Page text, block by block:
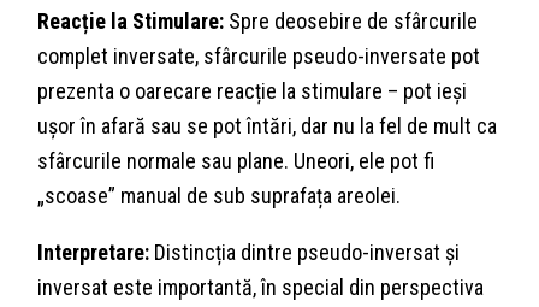
Reacție la Stimulare: Spre deosebire de sfârcurile
complet inversate, sfârcurile pseudo-inversate pot
prezenta o oarecare reacție la stimulare – pot ieși
ușor în afară sau se pot întări, dar nu la fel de mult ca
sfârcurile normale sau plane. Uneori, ele pot fi
„scoase” manual de sub suprafața areolei.
Interpretare: Distincția dintre pseudo-inversat și
inversat este importantă, în special din perspectiva